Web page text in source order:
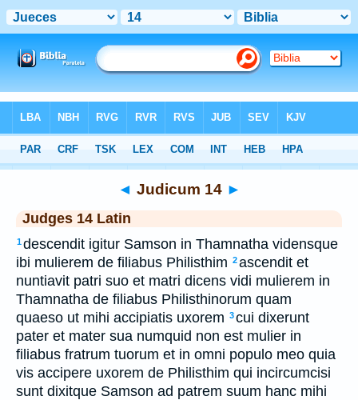
Latin> Judicum 14
◄ Judicum 14 ►
Judges 14 Latin
1descendit igitur Samson in Thamnatha vidensque
ibi mulierem de filiabus Philisthim 2ascendit et
nuntiavit patri suo et matri dicens vidi mulierem in
Thamnatha de filiabus Philisthinorum quam
quaeso ut mihi accipiatis uxorem 3cui dixerunt
pater et mater sua numquid non est mulier in
filiabus fratrum tuorum et in omni populo meo quia
vis accipere uxorem de Philisthim qui incircumcisi
sunt dixitque Samson ad patrem suum hanc mihi